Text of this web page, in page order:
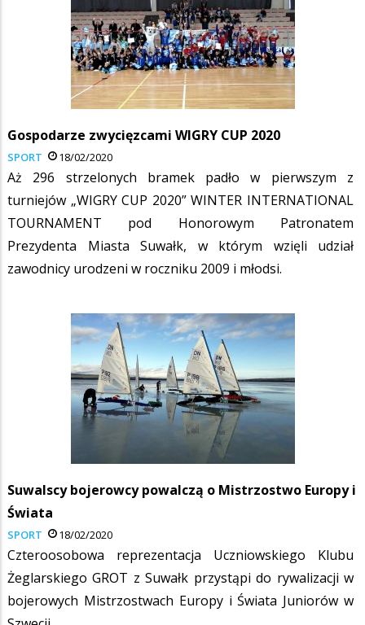
Gospodarze zwycięzcami WIGRY CUP 2020
SPORT 18/02/2020
Aż 296 strzelonych bramek padło w pierwszym z
turniejów „WIGRY CUP 2020” WINTER INTERNATIONAL
TOURNAMENT pod Honorowym Patronatem
Prezydenta Miasta Suwałk, w którym wzięli udział
zawodnicy urodzeni w roczniku 2009 i młodsi.
Suwalscy bojerowcy powalczą o Mistrzostwo Europy i
Świata
SPORT 18/02/2020
Czteroosobowa reprezentacja Uczniowskiego Klubu
Żeglarskiego GROT z Suwałk przystąpi do rywalizacji w
bojerowych Mistrzostwach Europy i Świata Juniorów w